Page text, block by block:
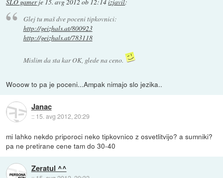
SLO gamerje 15. avg 2012 ob 12:14izjavil:
Glej tu maš dve poceni tipkovnici:
http://geizhals.at/800923
http://geizhals.at/783118
Mislim da sta kar OK, glede na ceno.
Wooow to pa je poceni...Ampak nimajo slo jezika..
Janac
:: 15. avg 2012, 20:29
mi lahko nekdo priporoci neko tipkovnico z osvetlitvijo? a sumniki?
pa ne pretirane cene tam do 30-40
Zeratul ^^